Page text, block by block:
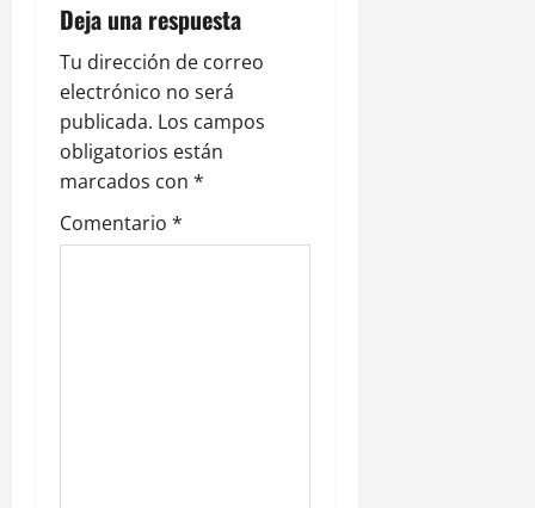
ó
n
d
e
e
Deja una respuesta
Tu dirección de correo
electrónico no será
publicada. Los campos
obligatorios están
marcados con *
Comentario *